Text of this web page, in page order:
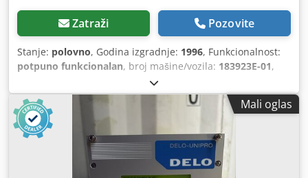
Zatraži Pozovite
Stanje: polovno, Godina izgradnje: 1996, Funkcionalnost:
potpuno funkcionalan, broj mašine/vozila: 183923E-01,
Mali oglas